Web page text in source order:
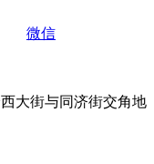
大街与同济街交角地
微信